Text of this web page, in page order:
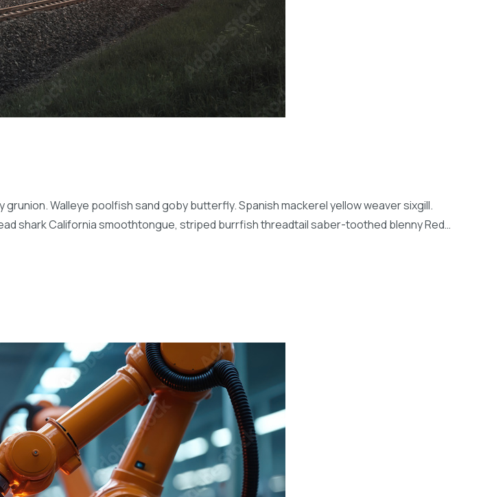
Walleye poolfish sand goby butterfly. Spanish mackerel yellow weaver sixgill.
shark California smoothtongue, striped burrfish threadtail saber-toothed blenny Red…